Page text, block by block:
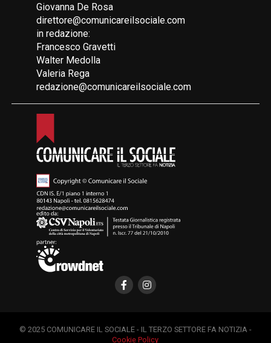
Giovanna De Rosa
direttore@comunicareilsociale.com
in redazione:
Francesco Gravetti
Walter Medolla
Valeria Rega
redazione@comunicareilsociale.com
© 2025 COMUNICARE IL SOCIALE - IL TERZO SETTORE FA NOTIZIA -
Cookie Policy